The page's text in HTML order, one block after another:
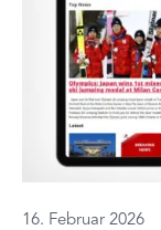
16. Februar 2026